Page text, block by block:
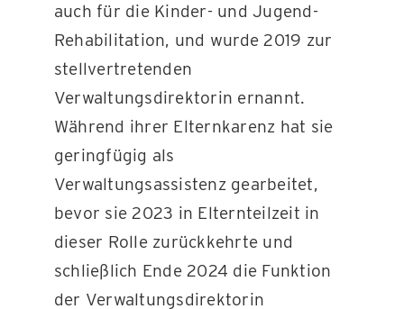
auch für die Kinder- und Jugend-
Rehabilitation, und wurde 2019 zur
stellvertretenden
Verwaltungsdirektorin ernannt.
Während ihrer Elternkarenz hat sie
geringfügig als
Verwaltungsassistenz gearbeitet,
bevor sie 2023 in Elternteilzeit in
dieser Rolle zurückkehrte und
schließlich Ende 2024 die Funktion
der Verwaltungsdirektorin